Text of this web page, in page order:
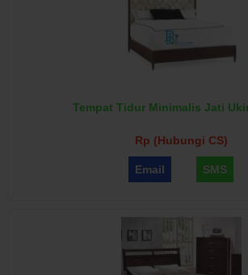
Tempat Tidur Minimalis Jati
Rp (Hubungi CS)
Email SMS